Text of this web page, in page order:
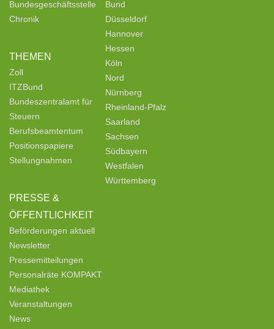
Bundesgeschäftsstelle
Chronik
THEMEN
Zoll
ITZBund
Bundeszentralamt für
Steuern
Berufsbeamtentum
Positionspapiere
Stellungnahmen
PRESSE &
ÖFFENTLICHKEIT
Beförderungen aktuell
Newsletter
Pressemitteilungen
Personalräte KOMPAKT
Mediathek
Veranstaltungen
News
Bund
Düsseldorf
Hannover
Hessen
Köln
Nord
Nürnberg
Rheinland-Pfalz
Saarland
Sachsen
Südbayern
Westfalen
Württemberg